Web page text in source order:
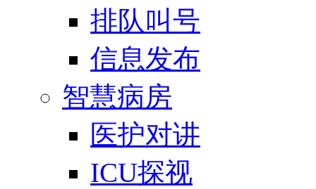
排队叫号
信息发布
智慧病房
医护对讲
ICU探视